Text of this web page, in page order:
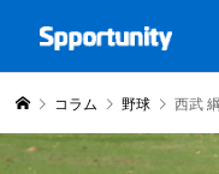
コラム 野球 西武 綱島